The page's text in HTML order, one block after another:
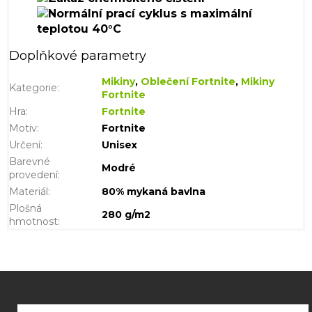
Doplňkové parametry
Kategorie: Mikiny, Oblečení Fortnite, Mikiny
Fortnite
Hra:
Fortnite
Motiv:
Fortnite
Určení:
Unisex
Barevné
provedení:
Modré
Materiál :
80% mykaná bavlna
Plošná
hmotnost:
280 g/m2